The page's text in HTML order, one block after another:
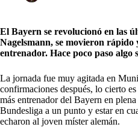
El Bayern se revolucionó en las
Nagelsmann, se movieron
entrenador. Hace poco paso algo
La jornada fue muy agitada en
confirmaciones después, lo cierto
más entrenador del Bayern en
Bundesliga a un punto y estar en
echaron al joven míster alemán.